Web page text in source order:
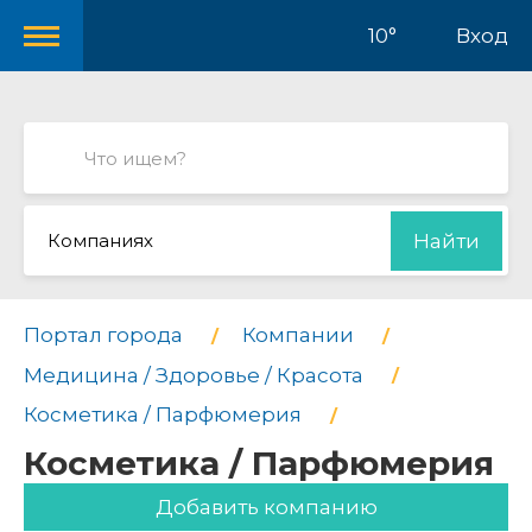
10° Вход
Компаниях Найти
Портал города
Компании
Медицина / Здоровье / Красота
Косметика / Парфюмерия
Косметика / Парфюмерия
Добавить компанию